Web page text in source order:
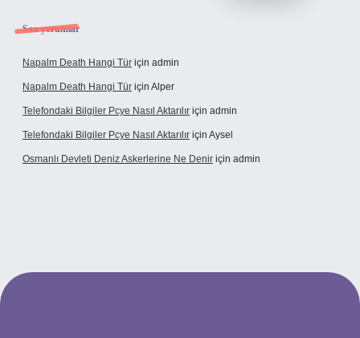
Son yorumlar
Napalm Death Hangi Tür için admin
Napalm Death Hangi Tür için Alper
Telefondaki Bilgiler Pcye Nasıl Aktarılır için admin
Telefondaki Bilgiler Pcye Nasıl Aktarılır için Aysel
Osmanlı Devleti Deniz Askerlerine Ne Denir için admin
giriş